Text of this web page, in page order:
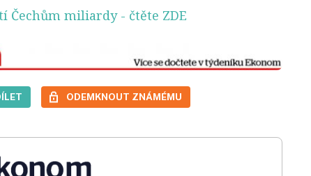
Čechům miliardy- čtěte ZDE
ODEMKNOUT ZNÁMÉMU